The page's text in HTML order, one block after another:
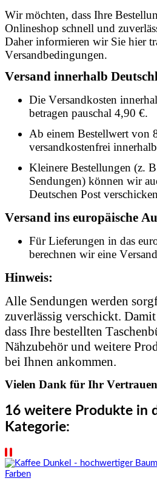
Wir möchten, dass Ihre
Onlineshop schnell und
Daher informieren wir Sie hier
Versandbedingungen.
Versand innerhalb
Die Versandkosten
betragen pauschal 4,90 €.
Ab einem Bestellwert von
versandkostenfrei
Kleinere Bestellungen (z.
Sendungen) können wir
Deutschen Post
Versand ins europäische
Für Lieferungen in das
berechnen wir eine
Hinweis:
Alle Sendungen werden
zuverlässig verschickt.
dass Ihre bestellten
Nähzubehör und weitere
bei Ihnen ankommen.
Vielen Dank für Ihr
16 weitere Produkte in
Kategorie: